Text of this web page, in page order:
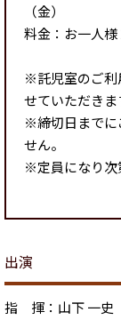
（金）
料金：お一人様
※託児室のご利
せていただきま
※締切日までに
せん。
※定員になり次
出演
指 揮：山下 一史